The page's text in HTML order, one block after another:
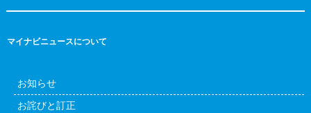
マイナビニュースについて
お知らせ
お詫びと訂正